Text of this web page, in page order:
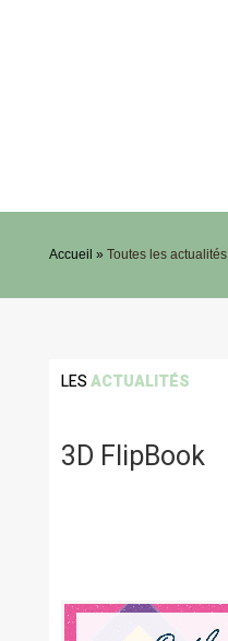
Accueil » Toutes les actualités
LESACTUALITÉS
3D FlipBook